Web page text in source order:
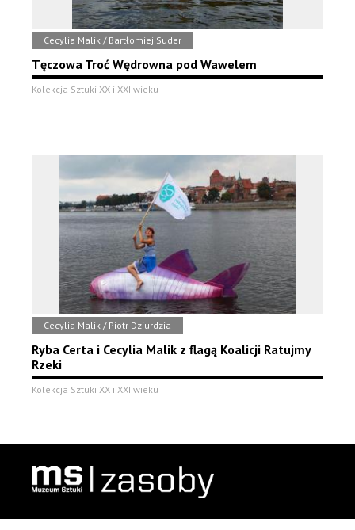
Cecylia Malik / Bartłomiej Suder
Tęczowa Troć Wędrowna pod Wawelem
Kolekcja Sztuki XX i XXI wieku
Cecylia Malik / Piotr Dziurdzia
Ryba Certa i Cecylia Malik z flagą Koalicji Ratujmy
Rzeki
Kolekcja Sztuki XX i XXI wieku